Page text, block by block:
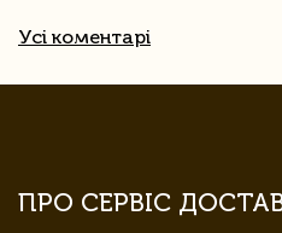
Усі коментарі
ПРО СЕРВІС